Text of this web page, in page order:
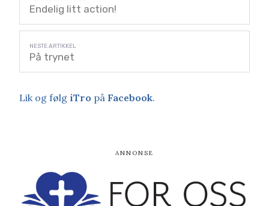
Endelig litt action!
På trynet
Lik og følg iTro på Facebook.